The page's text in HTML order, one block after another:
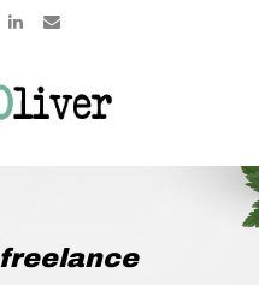
freelance